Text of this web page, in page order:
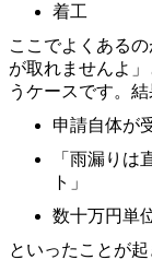
着工
ここでよくある
が取れませんよ
うケースです。結
申請自体が
「雨漏りは
ト」
数十万円単
といったことが